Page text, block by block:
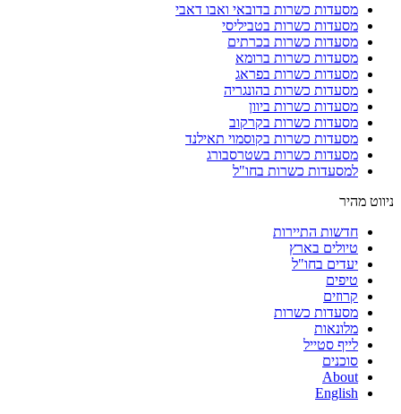
מסעדות כשרות בדובאי ואבו דאבי
מסעדות כשרות בטביליסי
מסעדות כשרות בכרתים
מסעדות כשרות ברומא
מסעדות כשרות בפראג
מסעדות כשרות בהונגריה
מסעדות כשרות ביוון
מסעדות כשרות בקרקוב
מסעדות כשרות בקוסמוי תאילנד
מסעדות כשרות בשטרסבורג
למסעדות כשרות בחו"ל
ניווט מהיר
חדשות התיירות
טיולים בארץ
יעדים בחו"ל
טיפים
קרוזים
מסעדות כשרות
מלונאות
לייף סטייל
סוכנים
About
English